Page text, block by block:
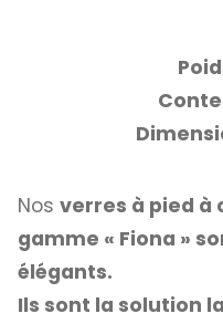
Nos verres à pied à
gamme « Fiona »
élégants.
Ils sont la solution